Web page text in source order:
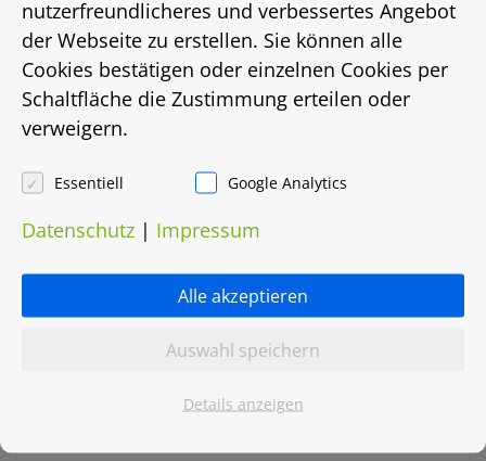
Energiebedarf in Kwh/(m²/a)
177,8
Energieträger
Gas
nutzerfreundlicheres und verbessertes Angebot
der Webseite zu erstellen. Sie können alle
Cookies bestätigen oder einzelnen Cookies per
Schaltfläche die Zustimmung erteilen oder
verweigern.
Essentiell Google Analytics
Datenschutz | Impressum
Alle akzeptieren
Auswahl speichern
Details anzeigen